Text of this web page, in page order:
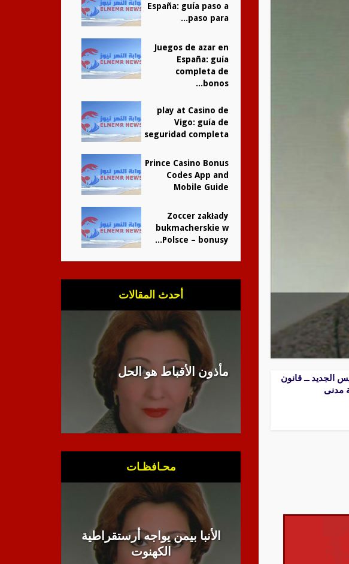
España: guía paso a
paso para...
Juegos de azar en
España: guía
completa de
bonos...
play at Casino de
Vigo: guía de
seguridad completa
Prince Casino Bonus
Codes App and
Mobile Guide
Zoccer zakłady
bukmacherskie w
Polsce – bonusy...
أحدث المقالات
شخصية مدنى
مأذون الأقباط هو الحل
محـافظـات
الأنبا بيمن يواجه أرستقراطية
الكهنوت
الجديد ــ قانون
مدنى